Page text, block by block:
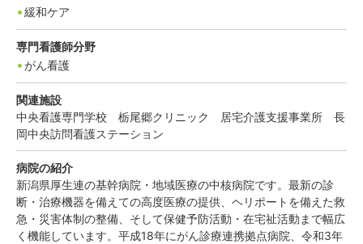
緩和ケア
専門看護師分野
がん看護
関連施設
中央看護専門学校 栃尾郷クリニック 居宅介護支援事業所 長
岡中央訪問看護ステーション
病院の紹介
新潟県厚生連の基幹病院・地域医療の中核病院です。最新の診
断・治療機器を備えての高度医療の提供、ヘリポートを備えた救
急・災害体制の整備、そして保健予防活動・在宅祉活動まで幅広
く機能しています。平成18年にがん診療連携拠点病院、令和3年